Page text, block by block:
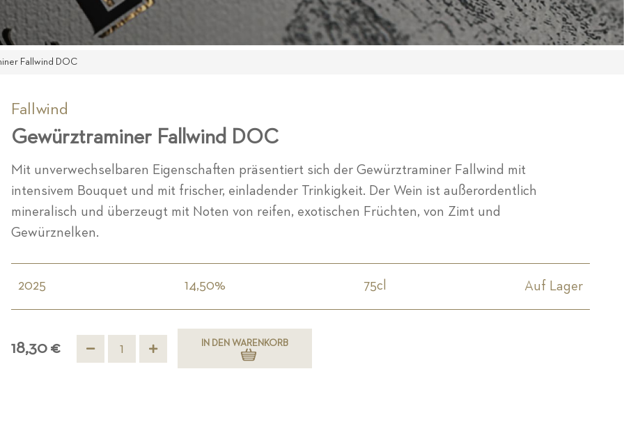
Fallwind DOC
Fallwind
Gewürztraminer Fallwind DOC
Mit unverwechselbaren Eigenschaften präsentiert sich der Gewürztraminer Fallwind mit
intensivem Bouquet und mit frischer, einladender Trinkigkeit. Der Wein ist außerordentlich
mineralisch und überzeugt mit Noten von reifen, exotischen Früchten, von Zimt und
Gewürznelken.
2025 14,50% 75cl Auf Lager
18,30 € IN DEN WARENKORB